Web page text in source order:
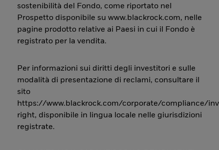
sostenibilità del Fondo, come riportato nel
Prospetto disponibile su www.blackrock.com, nelle
pagine prodotto relative ai Paesi in cui il Fondo è
registrato per la vendita.
Per informazioni sui diritti degli investitori e sulle
modalità di presentazione di reclami, consultare il
sito
https://www.blackrock.com/corporate/compliance/
right, disponibile in lingua locale nelle giurisdizioni
registrate.